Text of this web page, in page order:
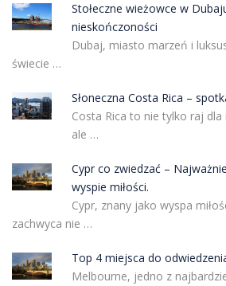
Stołeczne wieżowce w
nieskończoności
Dubaj, miasto marzeń i
świecie …
Słoneczna Costa Rica –
Costa Rica to nie tylko raj dla
ale …
Cypr co zwiedzać –
wyspie miłości.
Cypr, znany jako wyspa
zachwyca nie …
Top 4 miejsca do
Melbourne, jedno z